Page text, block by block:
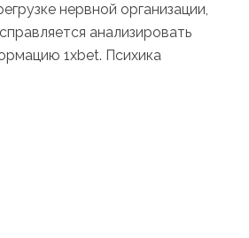
нервной организации,
анализировать
1xbet. Психика